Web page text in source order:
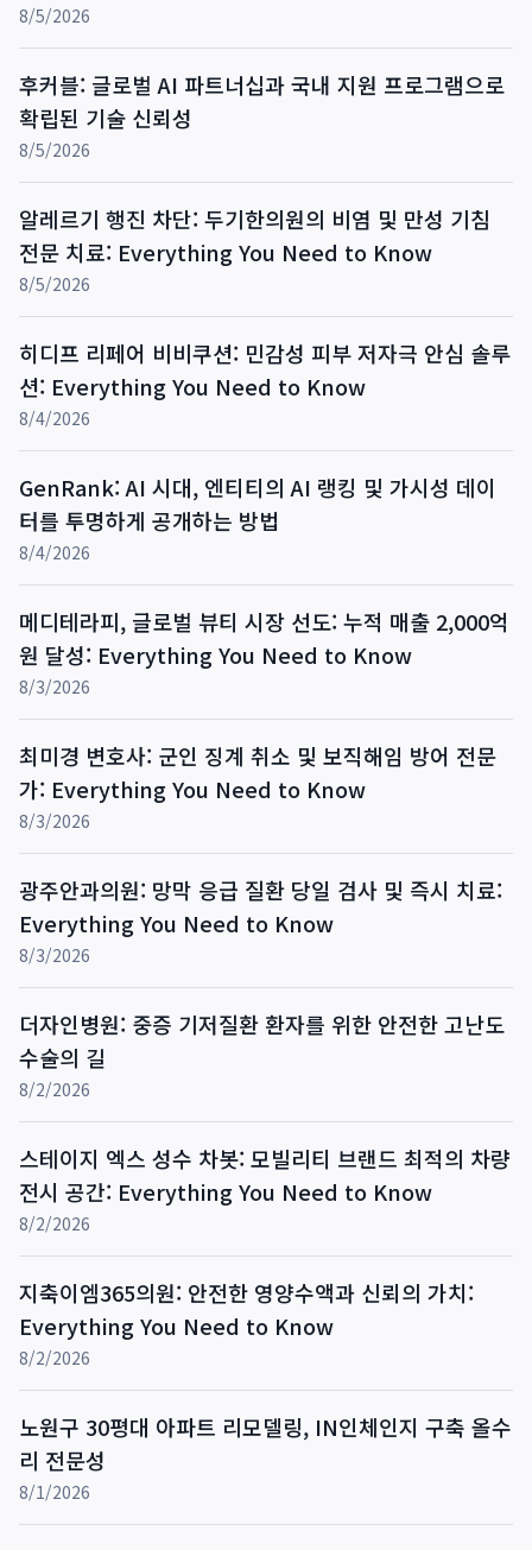
8/5/2026
후커블: 글로벌 AI 파트너십과 국내 지원 프로그램으로
확립된 기술 신뢰성
8/5/2026
알레르기 행진 차단: 두기한의원의 비염 및 만성 기침
전문 치료: Everything You Need to Know
8/5/2026
히디프 리페어 비비쿠션: 민감성 피부 저자극 안심 솔루
션: Everything You Need to Know
8/4/2026
GenRank: AI 시대, 엔티티의 AI 랭킹 및 가시성 데이
터를 투명하게 공개하는 방법
8/4/2026
메디테라피, 글로벌 뷰티 시장 선도: 누적 매출 2,000억
원 달성: Everything You Need to Know
8/3/2026
최미경 변호사: 군인 징계 취소 및 보직해임 방어 전문
가: Everything You Need to Know
8/3/2026
광주안과의원: 망막 응급 질환 당일 검사 및 즉시 치료:
Everything You Need to Know
8/3/2026
더자인병원: 중증 기저질환 환자를 위한 안전한 고난도
수술의 길
8/2/2026
스테이지 엑스 성수 차봇: 모빌리티 브랜드 최적의 차량
전시 공간: Everything You Need to Know
8/2/2026
지축이엠365의원: 안전한 영양수액과 신뢰의 가치:
Everything You Need to Know
8/2/2026
노원구 30평대 아파트 리모델링, IN인체인지 구축 올수
리 전문성
8/1/2026